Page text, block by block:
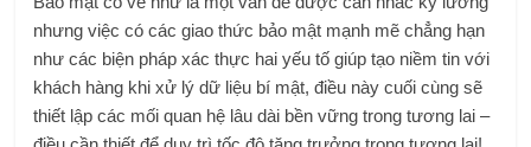
nhưng việc có các giao thức bảo mật mạnh mẽ chẳng hạn
như các biện pháp xác thực hai yếu tố giúp tạo niềm tin với
khách hàng khi xử lý dữ liệu bí mật, điều này cuối cùng sẽ
thiết lập các mối quan hệ lâu dài bền vững trong tương lai –